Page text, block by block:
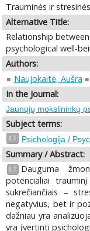
Trauminės ir
Alternative Title:
Relationship
psychological well-
Authors:
Naujokaitė, Aušra
In the Journal:
Jaunųjų mokslininkų
Subject terms:
LT Psichologija /
Summary / Abstract:
LT
Dauguma
potencialiai
sukrečiančiais –
negatyvius, bet ir
dažniau yra
yra įvertinti